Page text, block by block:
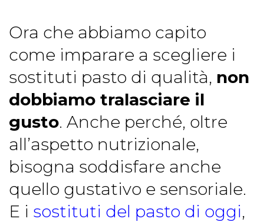
Ora che abbiamo capito
come imparare a scegliere i
sostituti pasto di qualità, non
dobbiamo tralasciare il
gusto. Anche perché, oltre
all’aspetto nutrizionale,
bisogna soddisfare anche
quello gustativo e sensoriale.
E i sostituti del pasto di oggi,